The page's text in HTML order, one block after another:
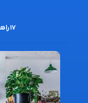
۱۷ راهکار درمان خجالت کودکان